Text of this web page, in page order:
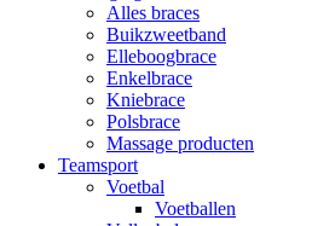
Alles braces
Buikzweetband
Elleboogbrace
Enkelbrace
Kniebrace
Polsbrace
Massage producten
Teamsport
Voetbal
Voetballen